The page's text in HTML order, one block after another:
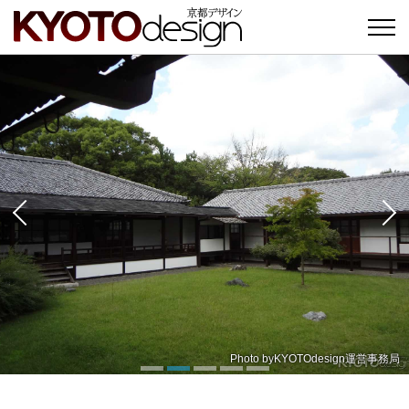
Photo byKYOTOdesign運営事務局
Photo byKYOTOdesign運営事務局
Photo byKYOTOdesign運営事務局